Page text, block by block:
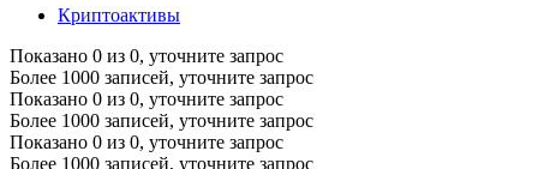
Криптоактивы
Показано 0 из 0, уточните запрос
Более 1000 записей, уточните запрос
Показано 0 из 0, уточните запрос
Более 1000 записей, уточните запрос
Показано 0 из 0, уточните запрос
Более 1000 записей, уточните запрос